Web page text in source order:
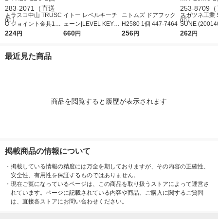
トラスコ中山 TRUSC
O ジョイント金具19
型L クロム 寸法39X3
品）
224円
イトー レベルキーチ
ェーン|LEVEL KEYC
HAIN WN-KRL 1個
660円
ニトムズ ドアフック
H2580 1個 447-7464
256円
スガツネ工業
SUNE
Nー25M8ア
262円
最近見た商品
商品を閲覧すると履歴が表示されます
掲載商品の情報について
・ 掲載している情報の精度には万全を期しておりますが、その内容の正確性、
安全性、有用性を保証するものではありません。
・ 現在ご覧になっているページは、この商品を取り扱うストアによって運営さ
れています。ページに記載されている内容や商品、ご購入に関するご質問
は、直接各ストアにお問い合わせください。